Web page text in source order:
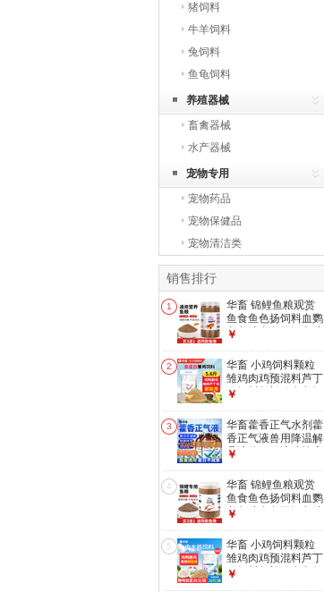
猪饲料
牛羊饲料
兔饲料
鱼龟饲料
养殖器械
畜禽器械
水产器械
宠物专用
宠物药品
宠物保健品
宠物清洁类
销售排行
1
华畜 锦鲤鱼粮观赏
鱼食鱼色扬饲料血鹦
鹉鱼粮金鱼罗汉鱼粮
【1mm观赏鱼粮】
500g
￥
2
华畜 小鸡饲料颗粒
雏鸡肉鸡预混料芦丁
鸡饲料鹌鹑鸡食鱼饵
白雏鸡饲料】5.6斤/
袋
￥
3
华畜藿香正气水剂藿
香正气液兽用降温解
暑液体口服液猪抗应
10送5 买20送20】
清凉解暑500ml
￥
4
华畜 锦鲤鱼粮观赏
鱼食鱼色扬饲料血鹦
鹉鱼粮金鱼罗汉鱼粮
【2mm锦鲤鱼粮】
440g
￥
5
华畜 小鸡饲料颗粒
雏鸡肉鸡预混料芦丁
鸡饲料鹌鹑鸡食鱼饵
￥